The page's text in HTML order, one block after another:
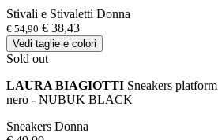
Stivali e Stivaletti Donna
€ 54,90 € 38,43
Vedi taglie e colori
Sold out
LAURA BIAGIOTTI Sneakers platform
nero - NUBUK BLACK
Sneakers Donna